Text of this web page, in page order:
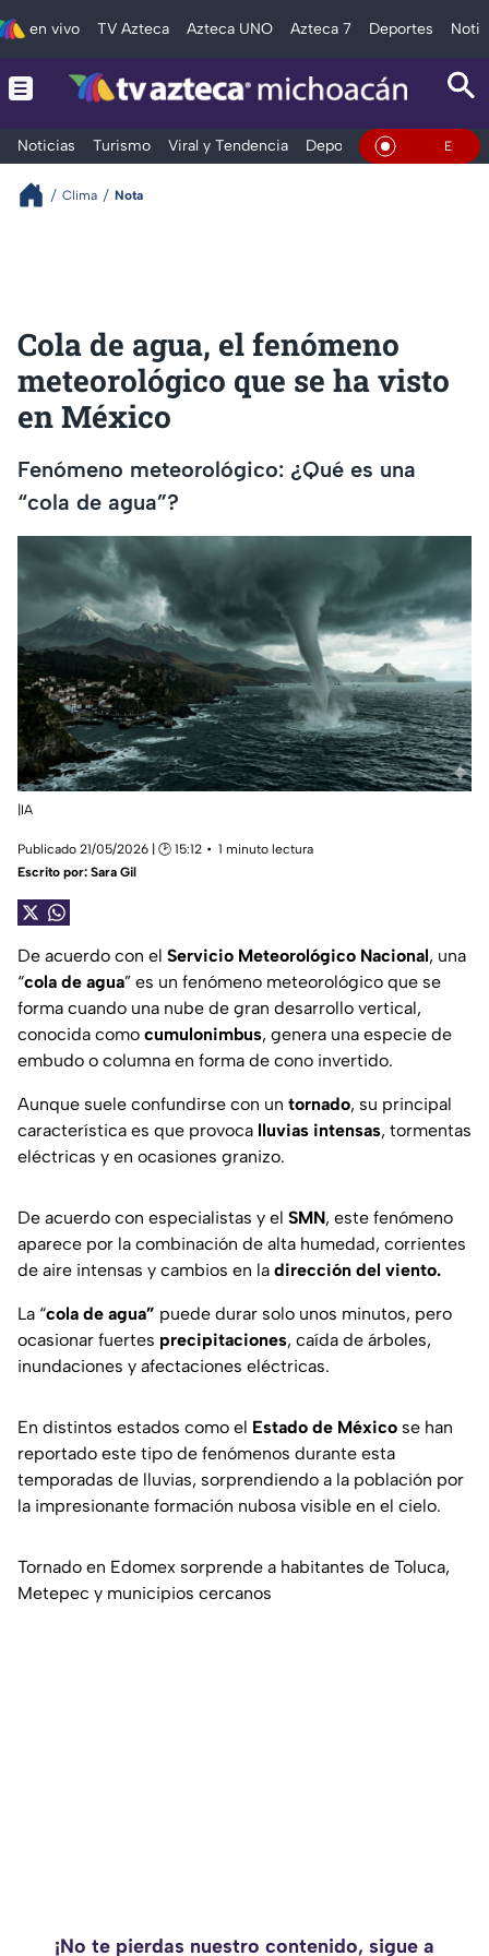
en vivo TV Azteca Azteca UNO Azteca 7 Deportes
Noticias Turismo Viral y Tendencia Deportes Espectáculos
En Vivo
Clima Nota
Cola de agua, el fenómeno
meteorológico que se ha visto
en México
Fenómeno meteorológico: ¿Qué es una
“cola de agua”?
|IA
Publicado 21/05/2026 | 🕑 15:12
1 minuto lectura
Escrito por: Sara Gil
De acuerdo con el Servicio Meteorológico Nacional, una
“cola de agua” es un fenómeno meteorológico que se
forma cuando una nube de gran desarrollo vertical,
conocida como cumulonimbus, genera una especie de
embudo o columna en forma de cono invertido.
Aunque suele confundirse con un tornado, su principal
característica es que provoca lluvias intensas, tormentas
eléctricas y en ocasiones granizo.
De acuerdo con especialistas y el SMN, este fenómeno
aparece por la combinación de alta humedad, corrientes
de aire intensas y cambios en la dirección del viento.
La “cola de agua” puede durar solo unos minutos, pero
ocasionar fuertes precipitaciones, caída de árboles,
inundaciones y afectaciones eléctricas.
En distintos estados como el Estado de México se han
reportado este tipo de fenómenos durante esta
temporadas de lluvias, sorprendiendo a la población por
la impresionante formación nubosa visible en el cielo.
Tornado en Edomex sorprende a habitantes de Toluca,
Metepec y municipios cercanos
¡No te pierdas nuestro contenido, sigue a